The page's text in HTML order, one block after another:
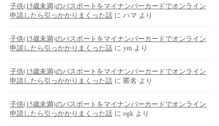
子供(15歳未満)のパスポートをマイナンバーカードでオンライン
申請したら引っかかりまくった話 に ハマ より
子供(15歳未満)のパスポートをマイナンバーカードでオンライン
申請したら引っかかりまくった話 に ym より
子供(15歳未満)のパスポートをマイナンバーカードでオンライン
申請したら引っかかりまくった話 に 匿名 より
子供(15歳未満)のパスポートをマイナンバーカードでオンライン
申請したら引っかかりまくった話 に ogk より